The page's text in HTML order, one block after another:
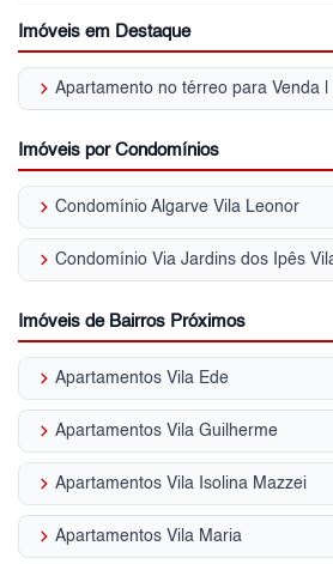
Imóveis em Destaque
keyboard_arrow_right Apartamento no térreo para Venda
Imóveis por Condomínios
keyboard_arrow_right Condomínio Algarve Vila Leonor
keyboard_arrow_right Condomínio Via Jardins dos Ipês
Imóveis de Bairros Próximos
keyboard_arrow_right Apartamentos Vila Ede
keyboard_arrow_right Apartamentos Vila Guilherme
keyboard_arrow_right Apartamentos Vila Isolina Mazzei
keyboard_arrow_right Apartamentos Vila Maria